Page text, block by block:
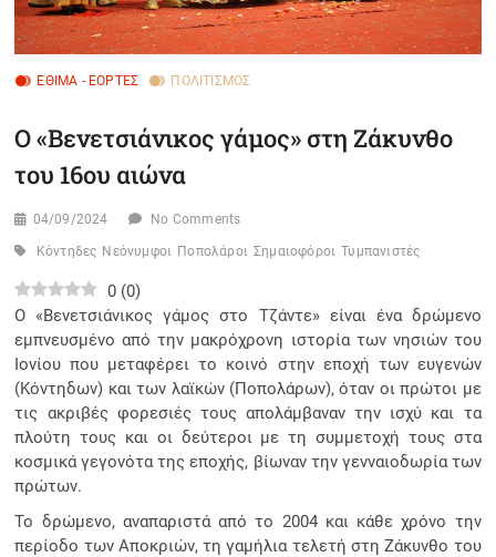
ΈΘΙΜΑ - ΕΟΡΤΈΣ ΠΟΛΙΤΙΣΜΌΣ
Ο «Βενετσιάνικος γάμος» στη Ζάκυνθο
του 16ου αιώνα
04/09/2024 No Comments
Κόντηδες Νεόνυμφοι Ποπολάροι Σημαιοφόροι Τυμπανιστές
0 (0)
Ο «Βενετσιάνικος γάμος στο Τζάντε» είναι ένα δρώμενο
εμπνευσμένο από την μακρόχρονη ιστορία των νησιών του
Ιονίου που μεταφέρει το κοινό στην εποχή των ευγενών
(Κόντηδων) και των λαϊκών (Ποπολάρων), όταν οι πρώτοι με
τις ακριβές φορεσιές τους απολάμβαναν την ισχύ και τα
πλούτη τους και οι δεύτεροι με τη συμμετοχή τους στα
κοσμικά γεγονότα της εποχής, βίωναν την γενναιοδωρία των
πρώτων.
Το δρώμενο, αναπαριστά από το 2004 και κάθε χρόνο την
περίοδο των Αποκριών, τη γαμήλια τελετή στη Ζάκυνθο του